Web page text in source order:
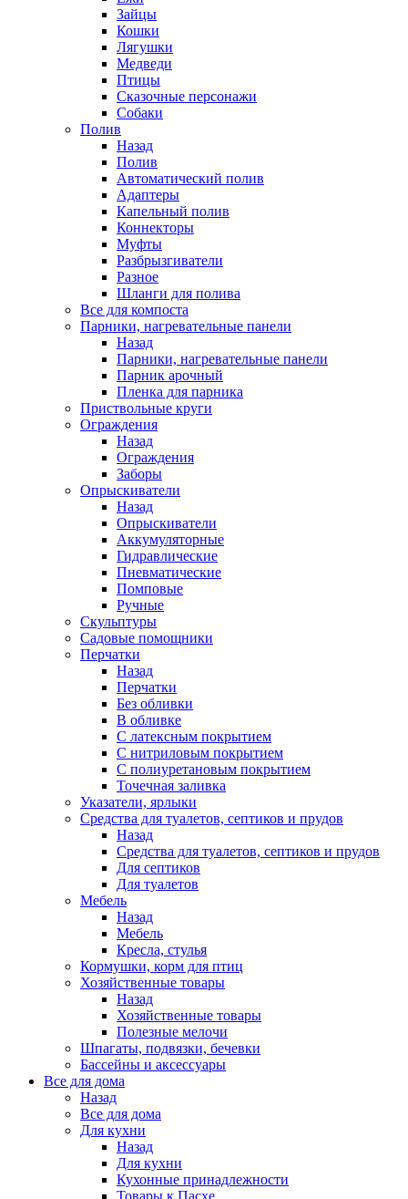
Зайцы
Кошки
Лягушки
Медведи
Птицы
Сказочные персонажи
Собаки
Полив
Назад
Полив
Автоматический полив
Адаптеры
Капельный полив
Коннекторы
Муфты
Разбрызгиватели
Разное
Шланги для полива
Все для компоста
Парники, нагревательные панели
Назад
Парники, нагревательные панели
Парник арочный
Пленка для парника
Приствольные круги
Ограждения
Назад
Ограждения
Заборы
Опрыскиватели
Назад
Опрыскиватели
Аккумуляторные
Гидравлические
Пневматические
Помповые
Ручные
Скульптуры
Садовые помощники
Перчатки
Назад
Перчатки
Без обливки
В обливке
С латексным покрытием
С нитриловым покрытием
С полиуретановым покрытием
Точечная заливка
Указатели, ярлыки
Средства для туалетов, септиков и прудов
Назад
Средства для туалетов, септиков и прудов
Для септиков
Для туалетов
Мебель
Назад
Мебель
Кресла, стулья
Кормушки, корм для птиц
Хозяйственные товары
Назад
Хозяйственные товары
Полезные мелочи
Шпагаты, подвязки, бечевки
Бассейны и аксессуары
Все для дома
Назад
Все для дома
Для кухни
Назад
Для кухни
Кухонные принадлежности
Товары к Пасхе